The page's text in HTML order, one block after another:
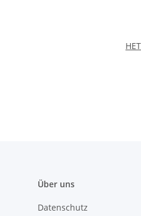
Über uns
Datenschutz